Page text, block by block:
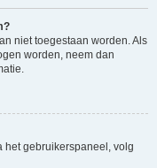
niet toegestaan worden. Als
worden, neem dan
het gebruikerspaneel, volg